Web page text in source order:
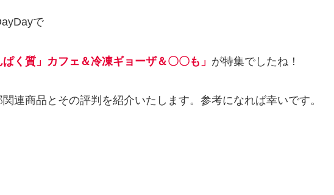
で
く質」カフェ＆冷凍ギョーザ＆〇〇も」 が特集でしたね！
連商品とその評判を紹介いたします。参考になれば幸いです。